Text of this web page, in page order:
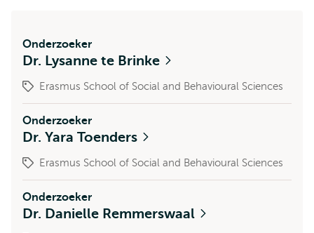
Onderzoeker
Dr. Lysanne te Brinke
Erasmus School of Social and Behavioural Sciences
Onderzoeker
Dr. Yara Toenders
Erasmus School of Social and Behavioural Sciences
Onderzoeker
Dr. Danielle Remmerswaal